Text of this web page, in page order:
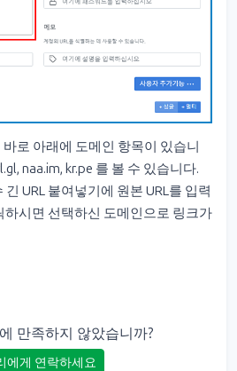
로 아래에 도메인 항목이 있습니
naa.im, kr.pe 를 볼 수 있습니다.
URL 붙여넣기에 원본 URL를 입력
하시면 선택하신 도메인으로 링크가
만족하지 않았습니까?
에게 연락하세요